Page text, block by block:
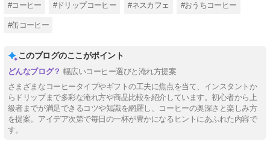
#コーヒー #ドリップコーヒー #ネスカフェ #おうちコーヒー
#缶コーヒー
このブログのここがポイント
幅広いコーヒー選びと淹れ方提案
さまざまなコーヒータイプやギフトの工夫に焦点を当て、インスタントか
らドリップまで多彩な淹れ方や商品比較を紹介しています。初心者から上
級者までが満足できるコツや知識を網羅し、コーヒーの奥深さと楽しみ方
を提案。アイデア次第で毎日の一杯が豊かになるヒントにあふれた内容で
す。